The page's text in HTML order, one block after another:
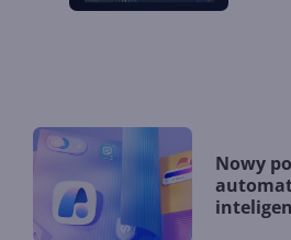
Nowy